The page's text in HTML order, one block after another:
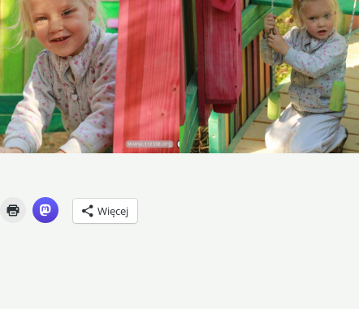
Więcej